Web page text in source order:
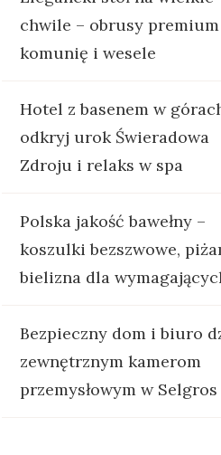
chwile – obrusy
komunię i wesele
Hotel z basenem w
odkryj urok Świeradowa
Zdroju i relaks w spa
Polska jakość bawełny –
koszulki bezszwowe,
bielizna dla
Bezpieczny dom i biuro
zewnętrznym kamerom
przemysłowym w Selgros